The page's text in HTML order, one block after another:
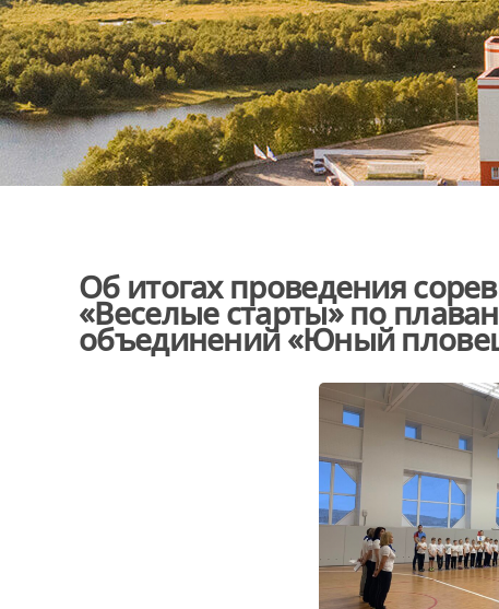
Об итогах проведения
«Веселые старты» по
объединений «Юный